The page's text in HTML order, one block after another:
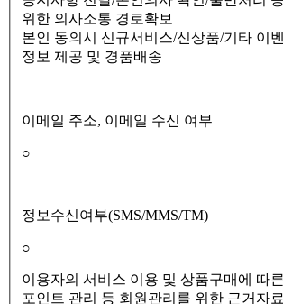
위한 의사소통 경로확보
본인 동의시 신규서비스/신상품/기타 이
정보 제공 및 경품배송
이메일 주소, 이메일 수신 여부
○
정보수신여부(SMS/MMS/TM)
○
이용자의 서비스 이용 및 상품구매에 따른
포인트 관리 등 회원관리를 위한 근거자료